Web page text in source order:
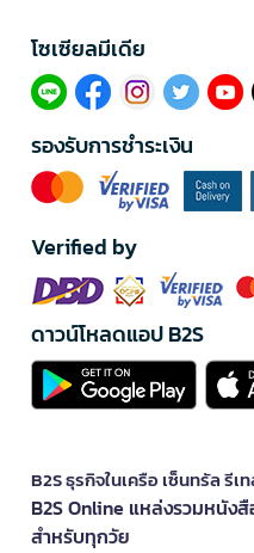
โซเซียลมีเดีย​
รองรับการชำระเงิน
Verified by
ดาวน์โหลดแอป B2S
B2S ธุรกิจในเครือ เซ็นทรัล รี
B2S Online แหล่งรวมหนังสื
สำหรับทุกวัย